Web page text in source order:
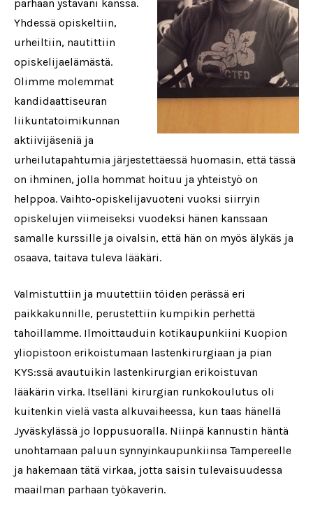
parhaan ystäväni kanssa.
Yhdessä opiskeltiin,
urheiltiin, nautittiin
opiskelijaelämästä.
Olimme molemmat
kandidaattiseuran
liikuntatoimikunnan
aktiivijäseniä ja
urheilutapahtumia järjestettäessä huomasin, että tässä
on ihminen, jolla hommat hoituu ja yhteistyö on
helppoa. Vaihto-opiskelijavuoteni vuoksi siirryin
opiskelujen viimeiseksi vuodeksi hänen kanssaan
samalle kurssille ja oivalsin, että hän on myös älykäs ja
osaava, taitava tuleva lääkäri.
Valmistuttiin ja muutettiin töiden perässä eri
paikkakunnille, perustettiin kumpikin perhettä
tahoillamme. Ilmoittauduin kotikaupunkiini Kuopion
yliopistoon erikoistumaan lastenkirurgiaan ja pian
KYS:ssä avautuikin lastenkirurgian erikoistuvan
lääkärin virka. Itselläni kirurgian runkokoulutus oli
kuitenkin vielä vasta alkuvaiheessa, kun taas hänellä
Jyväskylässä jo loppusuoralla. Niinpä kannustin häntä
unohtamaan paluun synnyinkaupunkiinsa Tampereelle
ja hakemaan tätä virkaa, jotta saisin tulevaisuudessa
maailman parhaan työkaverin.